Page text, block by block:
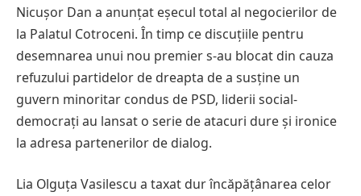
Nicușor Dan a anunțat eșecul total al negocierilor de
la Palatul Cotroceni. În timp ce discuțiile pentru
desemnarea unui nou premier s-au blocat din cauza
refuzului partidelor de dreapta de a susține un
guvern minoritar condus de PSD, liderii social-
democrați au lansat o serie de atacuri dure și ironice
la adresa partenerilor de dialog.
Lia Olguța Vasilescu a taxat dur încăpățânarea celor